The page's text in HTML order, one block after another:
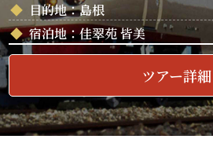
◆ 目的地：島根
◆ 宿泊地：佳翠苑 皆美
ツアー詳細